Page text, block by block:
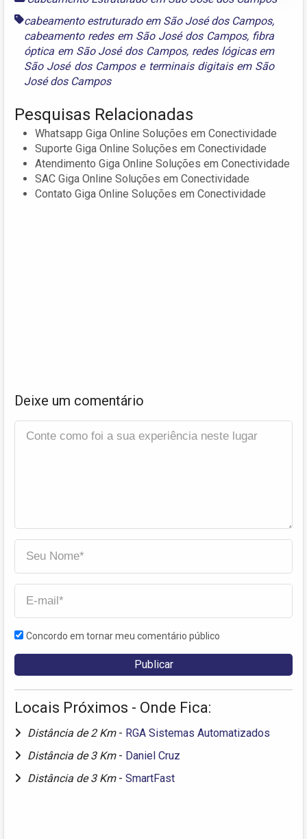
cabeamento estruturado em São José dos Campos,
cabeamento redes em São José dos Campos, fibra
óptica em São José dos Campos, redes lógicas em
São José dos Campose terminais digitais em São
José dos Campos
Pesquisas Relacionadas
Whatsapp Giga Online Soluções em Conectividade
Suporte Giga Online Soluções em Conectividade
Atendimento Giga Online Soluções em Conectividade
SAC Giga Online Soluções em Conectividade
Contato Giga Online Soluções em Conectividade
Deixe um comentário
Concordo em tornar meu comentário público
Locais Próximos - Onde Fica:
Distância de 2 Km - RGA Sistemas Automatizados
Distância de 3 Km - Daniel Cruz
Distância de 3 Km - SmartFast